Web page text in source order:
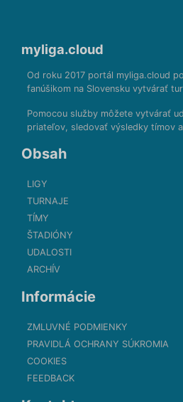
myliga.cloud
Od roku 2017 portál myliga.cloud
fanúšikom na Slovensku vytvárať
Pomocou služby môžete vytvárať
priateľov, sledovať výsledky tímov
Obsah
LIGY
TURNAJE
TÍMY
ŠTADIÓNY
UDALOSTI
ARCHÍV
Informácie
ZMLUVNÉ PODMIENKY
PRAVIDLÁ OCHRANY SÚKROMIA
COOKIES
FEEDBACK